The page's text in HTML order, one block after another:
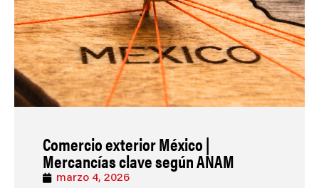
Comercio exterior México |
Mercancías clave según ANAM
marzo 4, 2026